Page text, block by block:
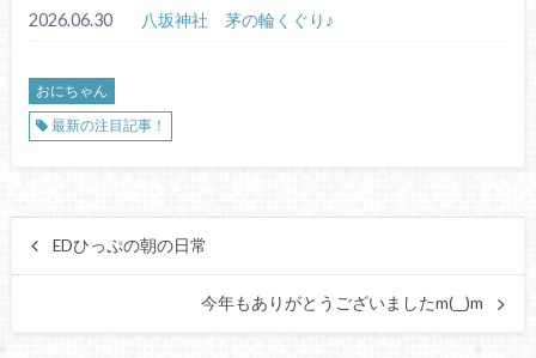
2026.06.30 八坂神社 茅の輪くぐり♪
おにちゃん
最新の注目記事！
EDひっぷの朝の日常
今年もありがとうございましたm(__)m